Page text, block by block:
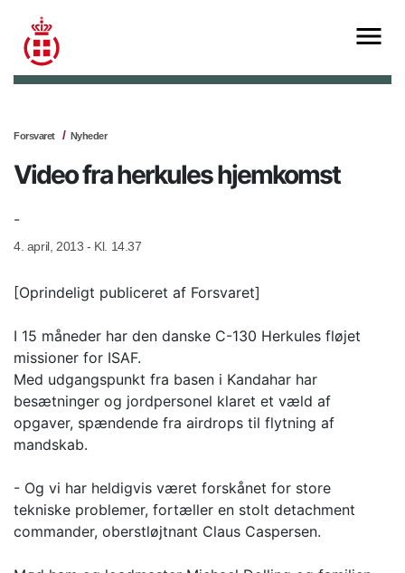
Forsvaret Nyheder
Video fra herkules hjemkomst
-
4. april, 2013 - Kl. 14.37
[Oprindeligt publiceret af Forsvaret]
I 15 måneder har den danske C-130 Herkules fløjet
missioner for ISAF.
Med udgangspunkt fra basen i Kandahar har
besætninger og jordpersonel klaret et væld af
opgaver, spændende fra airdrops til flytning af
mandskab.
- Og vi har heldigvis været forskånet for store
tekniske problemer, fortæller en stolt detachment
commander, oberstløjtnant Claus Caspersen.